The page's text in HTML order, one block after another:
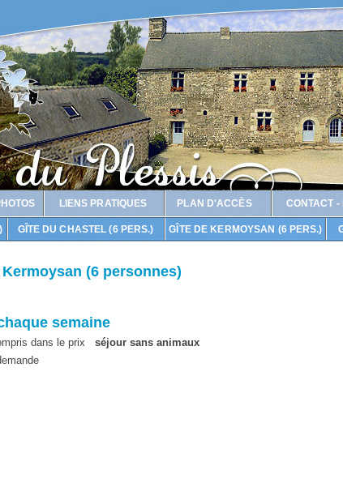
LIENS PRATIQUES PLAN D'ACCÈS CONTACT -
GÎTE DU CHASTEL (6 PERS.) GÎTE DE KERMOYSAN (6 PERS.)
(6 personnes)
semaine
dans le prix
séjour sans animaux